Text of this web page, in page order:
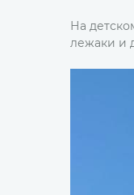
На
лежаки и